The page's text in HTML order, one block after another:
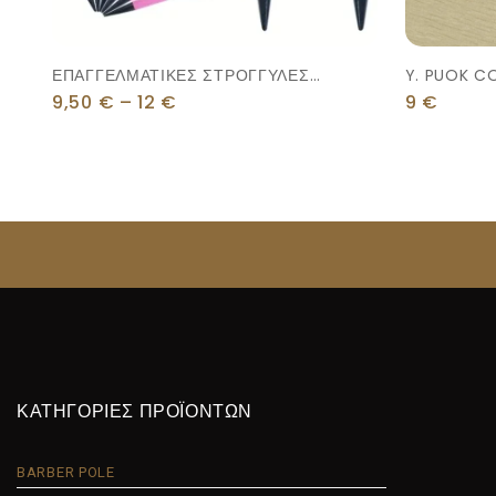
ΕΠΑΓΓΕΛΜΑΤΙΚΕΣ ΣΤΡΟΓΓΥΛΕΣ
ΧΤΕΝΕΣ (μωβ)
9,50 € – 12 €
Y. PUOK
ΔΙΑΦΑΝΗ
9 €
ΚΑΤΗΓΟΡΙΕΣ ΠΡΟΪΟΝΤΩΝ
BARBER POLE